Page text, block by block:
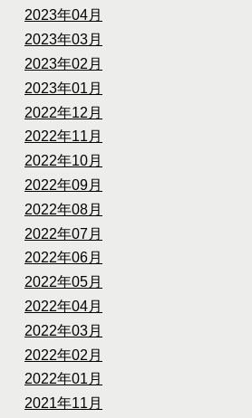
2023年04月
2023年03月
2023年02月
2023年01月
2022年12月
2022年11月
2022年10月
2022年09月
2022年08月
2022年07月
2022年06月
2022年05月
2022年04月
2022年03月
2022年02月
2022年01月
2021年11月